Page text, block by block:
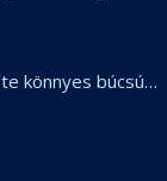
könnyes búcsú…